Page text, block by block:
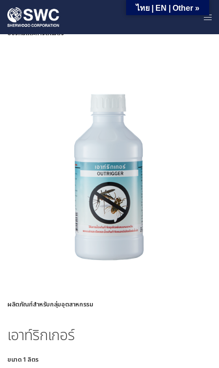
หน้าหลัก | ผลิตภัณฑ์ | ผลิตภัณฑ์สำหรับอุตสาหกรรม | กลุ่มสินค้าในงาน
ป้องกันและกำจัดแมลง
ผลิตภัณฑ์สำหรับกลุ่มอุตสาหกรรม
เอาท์ริกเกอร์
ขนาด 1 ลิตร
ไทย | EN | Other »